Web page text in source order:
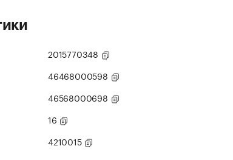
2015770348
46468000598
46568000698
16
4210015